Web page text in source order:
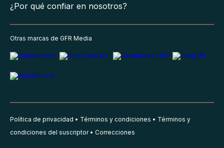
¿Por qué confiar en nosotros?
Otras marcas de GFR Media
Política de privacidad Términos y condiciones
Términos y
condiciones del suscriptor
Correcciones